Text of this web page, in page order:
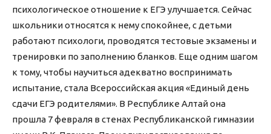
психологическое отношение к ЕГЭ улучшается. Сейчас
школьники относятся к нему спокойнее, с детьми
работают психологи, проводятся тестовые экзамены и
тренировки по заполнению бланков. Еще одним шагом
к тому, чтобы научиться адекватно воспринимать
испытание, стала Всероссийская акция «Единый день
сдачи ЕГЭ родителями». В Республике Алтай она
прошла 7 февраля в стенах Республиканской гимназии